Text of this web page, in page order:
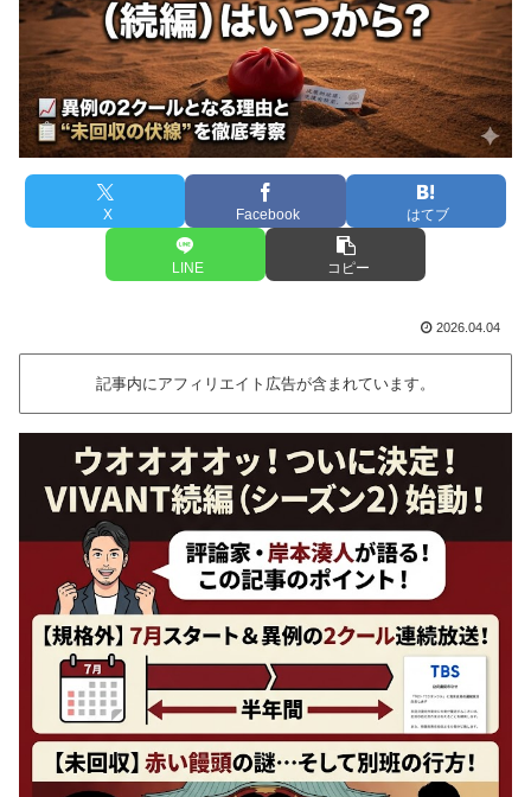
X Facebook はてブ
LINE コピー
2026.04.04
記事内にアフィリエイト広告が含まれています。